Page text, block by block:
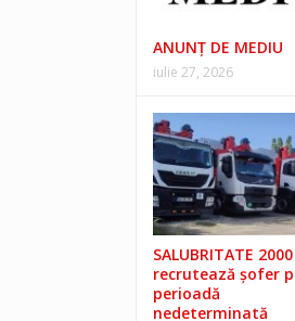
ANUNŢ DE MEDIU
iulie 27, 2026
SALUBRITATE
recrutează șofer
perioadă
nedeterminată